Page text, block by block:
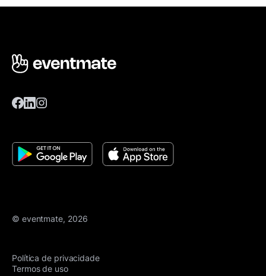
© eventmate, 2026
Política de privacidade
Termos de uso